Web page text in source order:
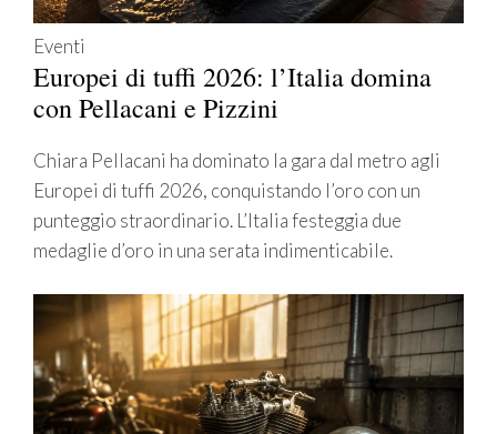
Eventi
Europei di tuffi 2026: l’Italia domina
con Pellacani e Pizzini
Chiara Pellacani ha dominato la gara dal metro agli
Europei di tuffi 2026, conquistando l’oro con un
punteggio straordinario. L’Italia festeggia due
medaglie d’oro in una serata indimenticabile.